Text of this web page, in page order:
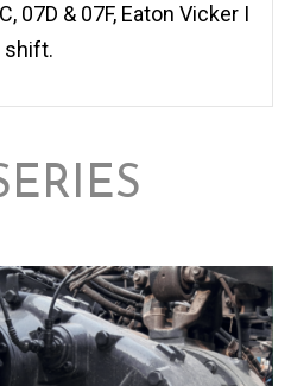
07D & 07F, Eaton Vicker I
shift.